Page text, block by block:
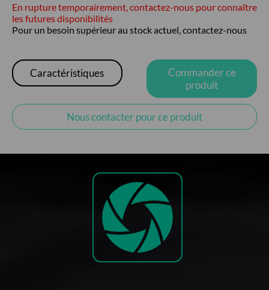
En rupture temporairement, contactez-nous pour connaître
les futures disponibilités
Pour un besoin supérieur au stock actuel, contactez-nous
Caractéristiques
Commander ce
produit
Nous contacter pour ce produit